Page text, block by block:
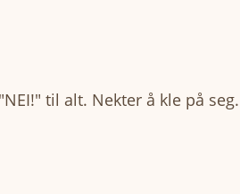
til alt. Nekter å kle på